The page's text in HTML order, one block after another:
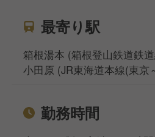
最寄り駅
箱根湯本 (箱根登山鉄道鉄
小田原 (JR東海道本線(東京
勤務時間